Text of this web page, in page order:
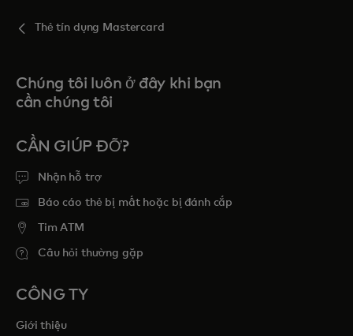
Thẻ tín dụng Mastercard
Chúng tôi luôn ở đây khi bạn
cần chúng tôi
CẦN GIÚP ĐỠ?
Nhận hỗ trợ
Báo cáo thẻ bị mất hoặc bị đánh cắp
Tim ATM
Câu hỏi thường gặp
CÔNG TY
Giới thiệu